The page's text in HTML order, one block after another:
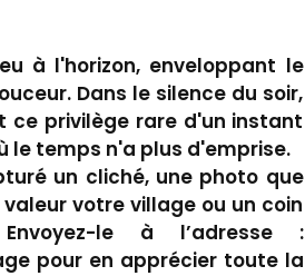
à l'horizon, enveloppant le
Dans le silence du soir,
ce privilège rare d'un instant
le temps n'a plus d'emprise.
un cliché, une photo que
votre village ou un coin
le à l’adresse :
pour en apprécier toute la